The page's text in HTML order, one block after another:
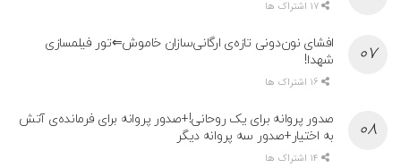
افشای نون‌دونی تازه‌ی ارگانی‌سازان خاموش⇐تور فیلمسازی
شهدا!
صدور پروانه برای یک روحانی!+صدور پروانه برای فرمانده‌ی آتش
به اختیار+صدور سه پروانه دیگر